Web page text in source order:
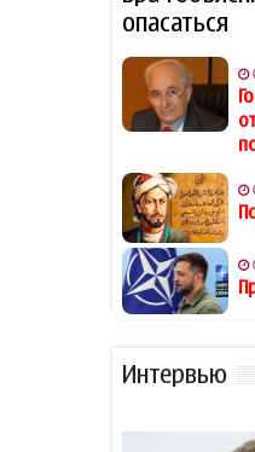
19:40
19:34
Из-за
не
19:28
Гави
19:20
В
опасаться
Интервью